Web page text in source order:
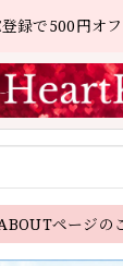
録で500円オ
ページの